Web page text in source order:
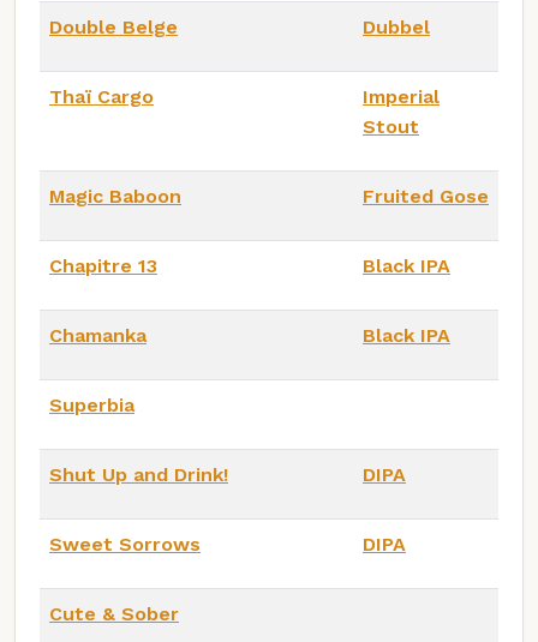
Double Belge Dubbel
Thaï Cargo
Imperial
Stout
Magic Baboon Fruited Gose
Chapitre 13 Black IPA
Chamanka Black IPA
Superbia
Shut Up and Drink! DIPA
Sweet Sorrows DIPA
Cute & Sober